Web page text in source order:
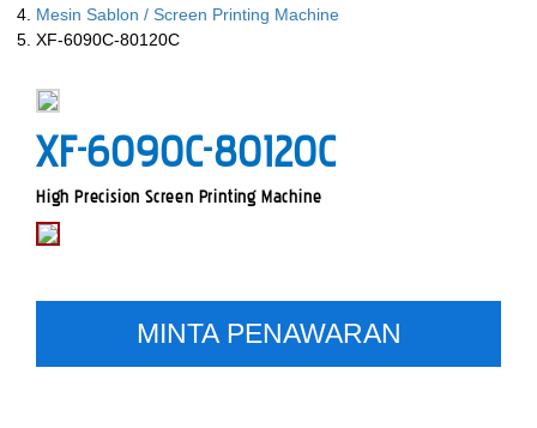
Mesin Sablon / Screen Printing Machine
XF-6090C-80120C
XF-6090C-80120C
High Precision Screen Printing Machine
MINTA PENAWARAN